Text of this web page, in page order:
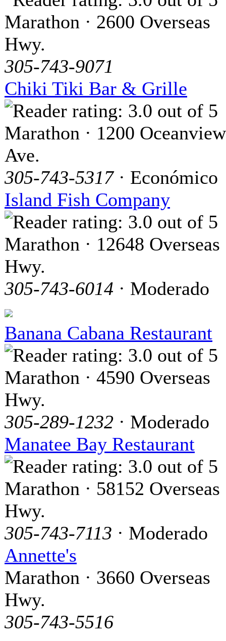
Marathon · 2600 Overseas
Hwy.
305-743-9071
Chiki Tiki Bar & Grille
Marathon · 1200 Oceanview
Ave.
305-743-5317· Económico
Island Fish Company
Marathon · 12648 Overseas
Hwy.
305-743-6014 · Moderado
Banana Cabana Restaurant
Marathon · 4590 Overseas
Hwy.
305-289-1232 · Moderado
Manatee Bay Restaurant
Marathon · 58152 Overseas
Hwy.
305-743-7113 · Moderado
Annette's
Marathon · 3660 Overseas
Hwy.
305-743-5516